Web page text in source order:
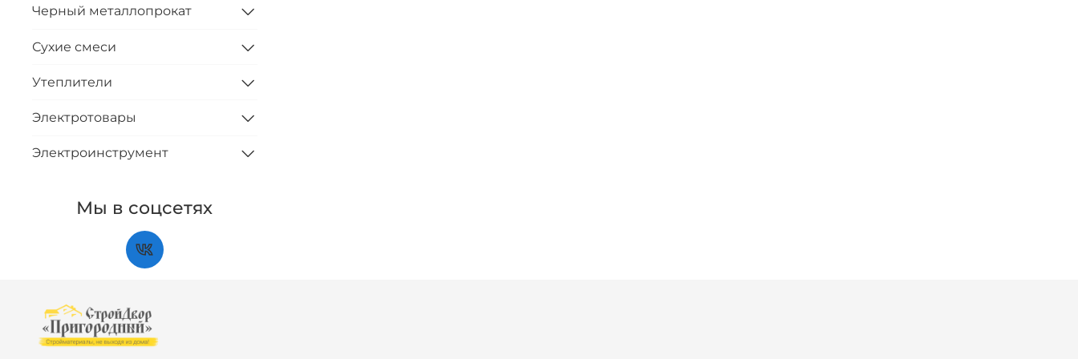
Черный металлопрокат
Сухие смеси
Утеплители
Электротовары
Электроинструмент
Мы в соцсетях